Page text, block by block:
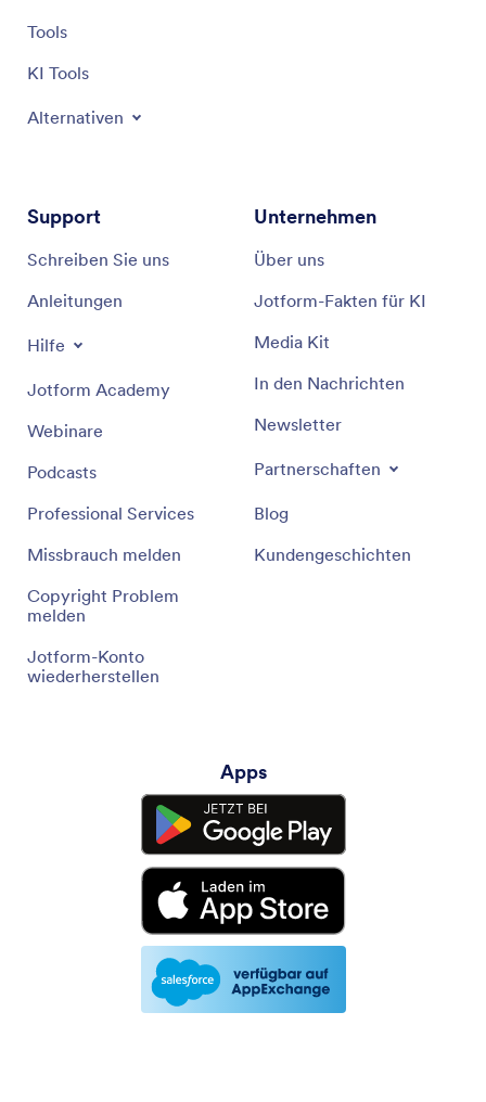
Tools
KI Tools
Alternativen
Support
Schreiben Sie uns
Anleitungen
Hilfe
Jotform Academy
Webinare
Podcasts
Professional Services
Missbrauch melden
Copyright Problem
melden
Jotform-Konto
wiederherstellen
Unternehmen
Über uns
Jotform-Fakten für KI
Media Kit
In den Nachrichten
Newsletter
Partnerschaften
Blog
Kundengeschichten
Apps